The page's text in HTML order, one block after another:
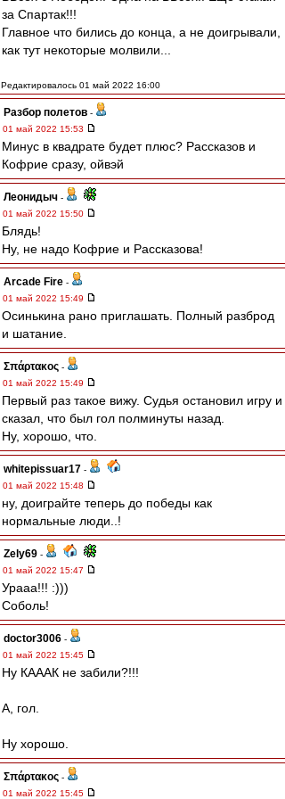
за Спартак!!!
Главное что бились до конца, а не доигрывали,
как тут некоторые молвили...
Редактировалось 01 май 2022 16:00
Разбор полетов -
01 май 2022 15:53
Минус в квадрате будет плюс? Рассказов и
Кофрие сразу, ойвэй
Леонидыч -
01 май 2022 15:50
Блядь!
Ну, не надо Кофрие и Рассказова!
Arcade Fire -
01 май 2022 15:49
Осинькина рано приглашать. Полный разброд
и шатание.
Σπάρτακος -
01 май 2022 15:49
Первый раз такое вижу. Судья остановил игру и
сказал, что был гол полминуты назад.
Ну, хорошо, что.
whitepissuar17 -
01 май 2022 15:48
ну, доиграйте теперь до победы как
нормальные люди..!
Zely69 -
01 май 2022 15:47
Урааа!!! :)))
Соболь!
doctor3006 -
01 май 2022 15:45
Ну КАААК не забили?!!!
А, гол.
Ну хорошо.
Σπάρτακος -
01 май 2022 15:45